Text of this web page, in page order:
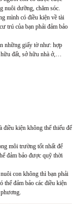
nuôi dưỡng, chăm sóc.
mình có điều kiện về tài
trú của bạn phải đảm bảo
những giấy tờ như: hợp
đất, sở hữu nhà ở,…
điều kiện không thể thiếu để
môi trường tốt nhất để
đảm bảo được quỹ thời
con không thì bạn phải
thể đảm bảo các điều kiện